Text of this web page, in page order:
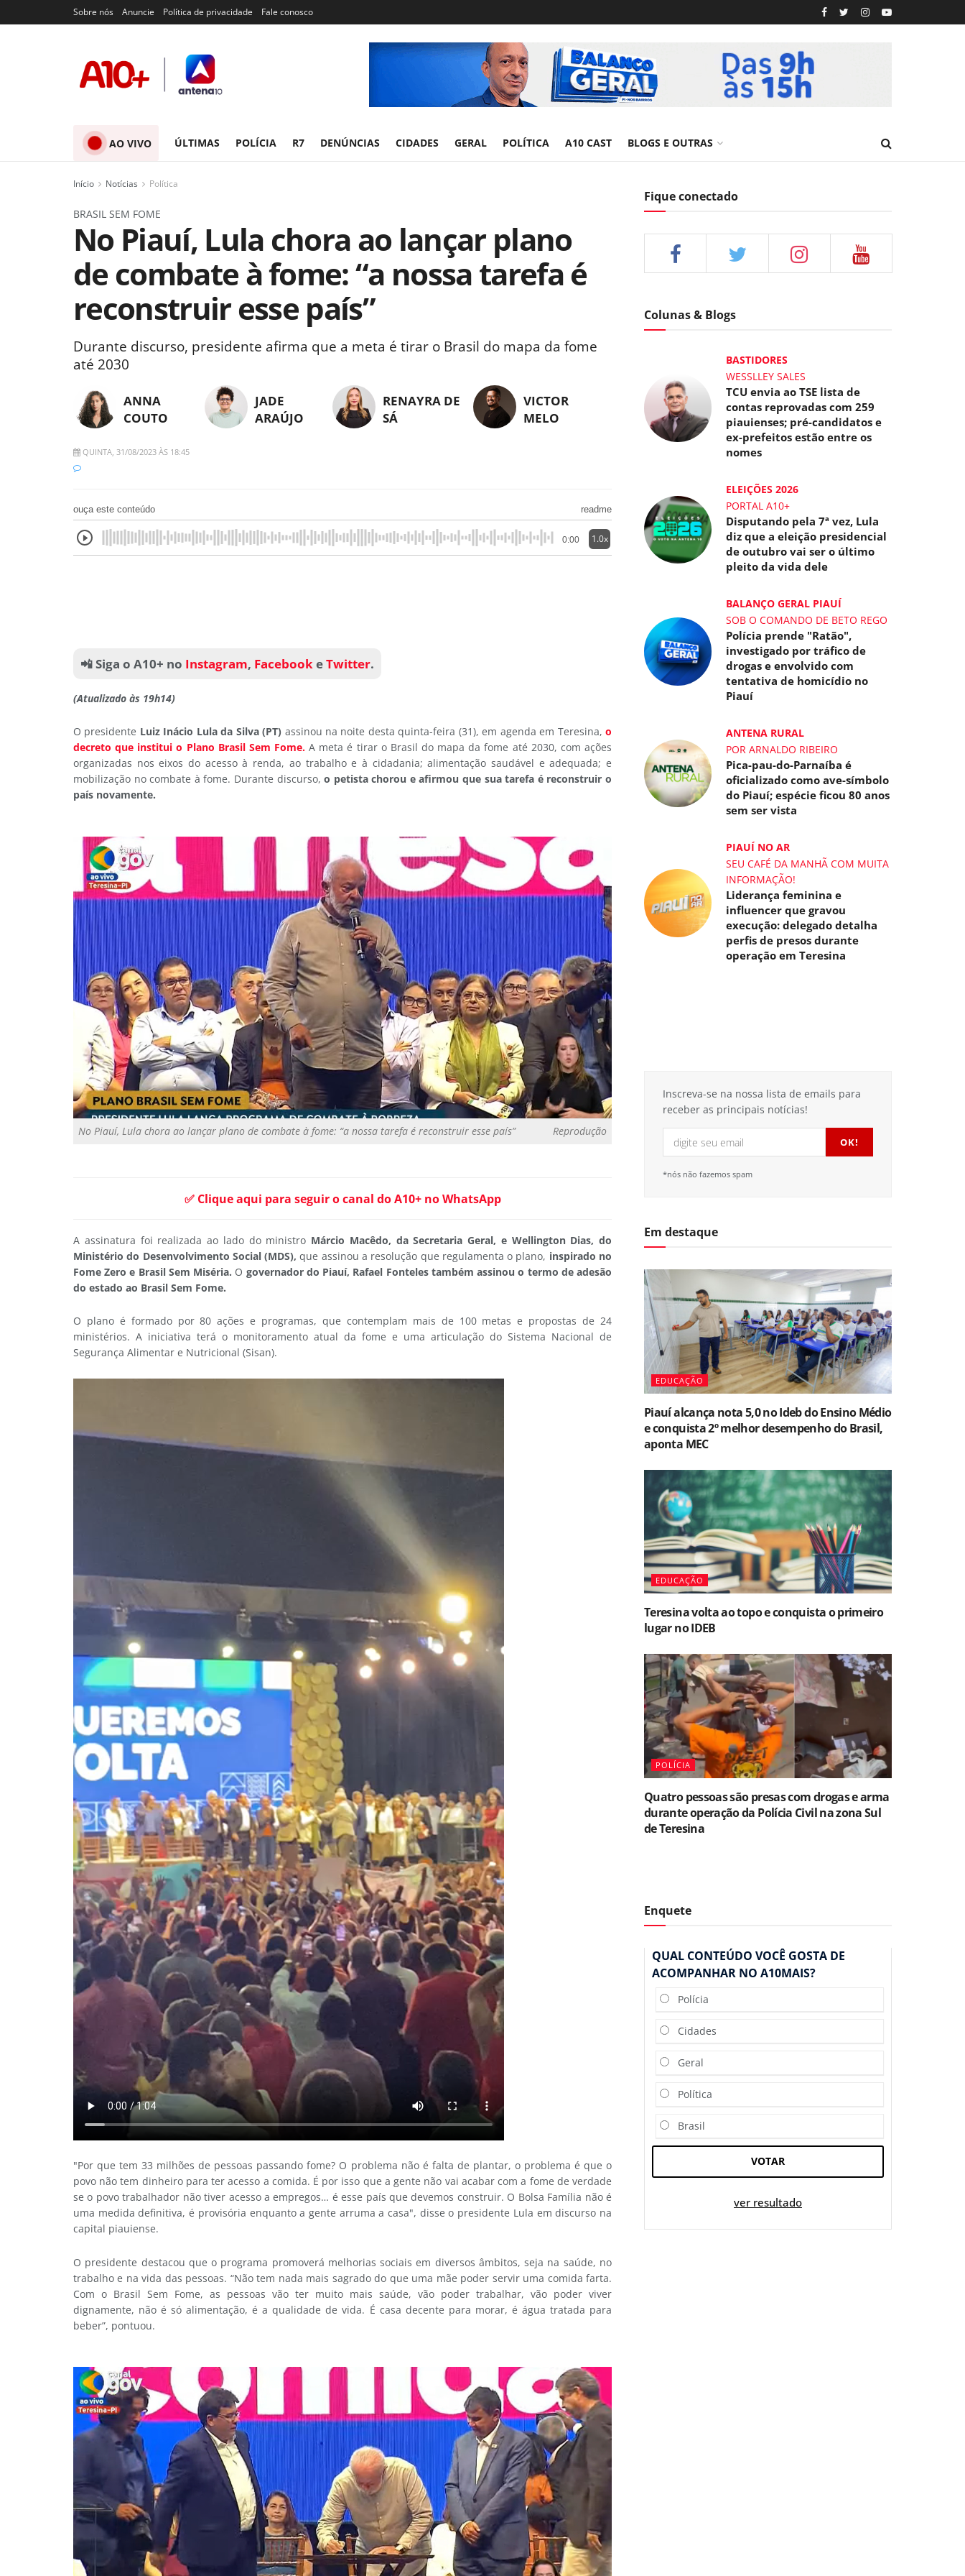
Sobre nós Anuncie Política de privacidade Fale conosco
AO VIVO ÚLTIMAS POLÍCIA R7 DENÚNCIAS CIDADES GERAL POLÍTICA A10 CAST BLOGS E OUTRAS
Início Notícias Política
BRASIL SEM FOME
No Piauí, Lula chora ao lançar plano
de combate à fome: “a nossa tarefa é
reconstruir esse país”
Durante discurso, presidente afirma que a meta é tirar o Brasil do mapa da fome
até 2030
ANNA
COUTO
JADE
ARAÚJO
RENAYRA DE
SÁ
VICTOR
MELO
QUINTA, 31/08/2023 ÀS 18:45
ouça este conteúdo readme
0:00 1.0x
📲 Siga o A10+ no Instagram, FacebookeTwitter.
(Atualizado às 19h14)
O presidente Luiz Inácio Lula da Silva (PT) assinou na noite desta quinta-feira (31), em agenda em Teresina,o
decreto que institui o Plano Brasil Sem Fome.A meta é tirar o Brasil do mapa da fome até 2030, com ações
organizadas nos eixos do acesso à renda, ao trabalho e à cidadania; alimentação saudável e adequada; e
mobilização no combate à fome. Durante discurso,o petista chorou e afirmou que sua tarefa é reconstruir o
país novamente.
No Piauí, Lula chora ao lançar plano de combate à fome: “a nossa tarefa é reconstruir esse país” Reprodução
✅ Clique aqui para seguir o canal do A10+ no WhatsApp
A assinatura foi realizada ao lado do ministro Márcio Macêdo, da Secretaria Geral, e Wellington Dias, do
Ministério do Desenvolvimento Social (MDS), que assinou a resolução que regulamenta o plano, inspirado no
Fome Zero e Brasil Sem Miséria. O governador do Piauí, Rafael Fonteles também assinou o termo de adesão
do estado ao Brasil Sem Fome.
O plano é formado por 80 ações e programas, que contemplam mais de 100 metas e propostas de 24
ministérios. A iniciativa terá o monitoramento atual da fome e uma articulação do Sistema Nacional de
Segurança Alimentar e Nutricional (Sisan).
"Por que tem 33 milhões de pessoas passando fome? O problema não é falta de plantar, o problema é que o
povo não tem dinheiro para ter acesso a comida. É por isso que a gente não vai acabar com a fome de verdade
se o povo trabalhador não tiver acesso a empregos… é esse país que devemos construir. O Bolsa Família não é
uma medida definitiva, é provisória enquanto a gente arruma a casa", disse o presidente Lula em discurso na
capital piauiense.
O presidente destacou que o programa promoverá melhorias sociais em diversos âmbitos, seja na saúde, no
trabalho e na vida das pessoas. “Não tem nada mais sagrado do que uma mãe poder servir uma comida farta.
Com o Brasil Sem Fome, as pessoas vão ter muito mais saúde, vão poder trabalhar, vão poder viver
dignamente, não é só alimentação, é a qualidade de vida. É casa decente para morar, é água tratada para
beber”, pontuou.
Fique conectado
Colunas & Blogs
BASTIDORES
WESSLLEY SALES
TCU envia ao TSE lista de
contas reprovadas com 259
piauienses; pré-candidatos e
ex-prefeitos estão entre os
nomes
ELEIÇÕES 2026
PORTAL A10+
Disputando pela 7ª vez, Lula
diz que a eleição presidencial
de outubro vai ser o último
pleito da vida dele
BALANÇO GERAL PIAUÍ
SOB O COMANDO DE BETO REGO
Polícia prende "Ratão",
investigado por tráfico de
drogas e envolvido com
tentativa de homicídio no
Piauí
ANTENA RURAL
POR ARNALDO RIBEIRO
Pica-pau-do-Parnaíba é
oficializado como ave-símbolo
do Piauí; espécie ficou 80 anos
sem ser vista
PIAUÍ NO AR
SEU CAFÉ DA MANHÃ COM MUITA
INFORMAÇÃO!
Liderança feminina e
influencer que gravou
execução: delegado detalha
perfis de presos durante
operação em Teresina
Inscreva-se na nossa lista de emails para
receber as principais notícias!
*nós não fazemos spam
Em destaque
EDUCAÇÃO
Piauí alcança nota 5,0 no Ideb do Ensino Médio
e conquista 2º melhor desempenho do Brasil,
aponta MEC
EDUCAÇÃO
Teresina volta ao topo e conquista o primeiro
lugar no IDEB
POLÍCIA
Quatro pessoas são presas com drogas e arma
durante operação da Polícia Civil na zona Sul
de Teresina
Enquete
QUAL CONTEÚDO VOCÊ GOSTA DE
ACOMPANHAR NO A10MAIS?
Polícia
Cidades
Geral
Política
Brasil
VOTAR
ver resultado